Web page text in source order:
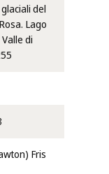
del
Lago
di
Fris